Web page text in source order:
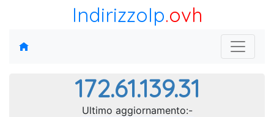
IndirizzoIp.ovh
172.61.139.31
Ultimo aggiornamento:-